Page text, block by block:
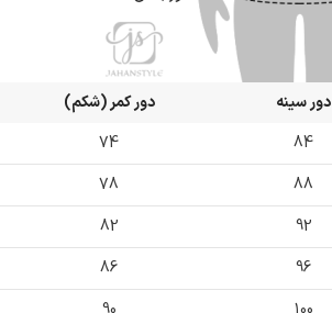
دور سینه دور کمر (شکم)
84
74
88
78
92
82
96
86